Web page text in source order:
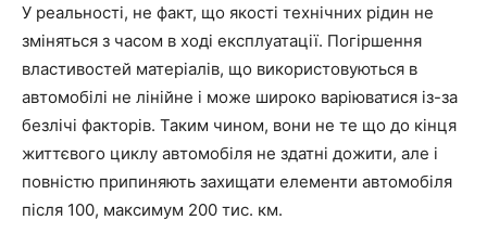
У реальності, не факт, що якості технічних рідин не
зміняться з часом в ході експлуатації. Погіршення
властивостей матеріалів, що використовуються в
автомобілі не лінійне і може широко варіюватися із-за
безлічі факторів. Таким чином, вони не те що до кінця
життєвого циклу автомобіля не здатні дожити, але і
повністю припиняють захищати елементи автомобіля
після 100, максимум 200 тис. км.